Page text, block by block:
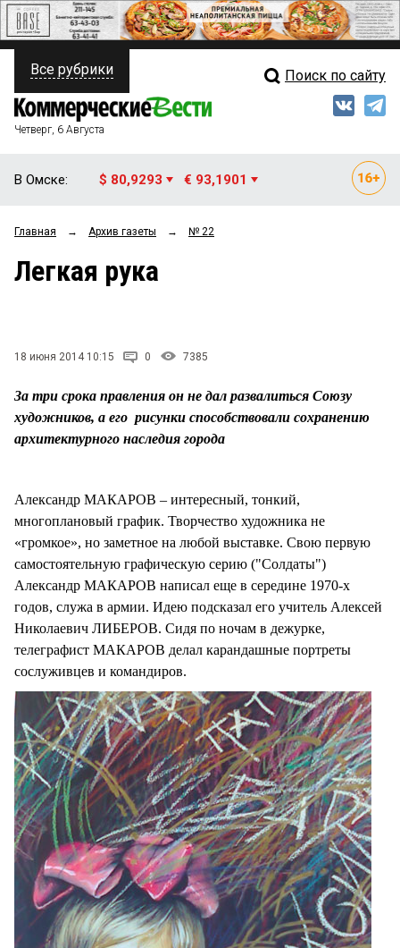
ПОЛИТИКА
ФИНАНСЫ
ОБЩЕСТВО
ЗАКОН
ПРОИСШЕСТВИЯ
СТИЛЬ ЖИЗНИ
Свежий выпуск
Все рубрики Поиск по сайту
Четверг, 6 Августа
В Омске: $ 80,9293 € 93,1901
Главная → Архив газеты → № 22
Легкая рука
18 июня 2014 10:15 0 7385
За три срока правления он не дал развалиться Союзу
художников, а его рисунки способствовали сохранению
архитектурного наследия города
Александр МАКАРОВ – интересный, тонкий,
многоплановый график. Творчество художника не
«громкое», но заметное на любой выставке. Свою первую
самостоятельную графическую серию ("Солдаты")
Александр МАКАРОВ написал еще в середине 1970-х
годов, служа в армии. Идею подсказал его учитель Алексей
Николаевич ЛИБЕРОВ. Сидя по ночам в дежурке,
телеграфист МАКАРОВ делал карандашные портреты
сослуживцев и командиров.